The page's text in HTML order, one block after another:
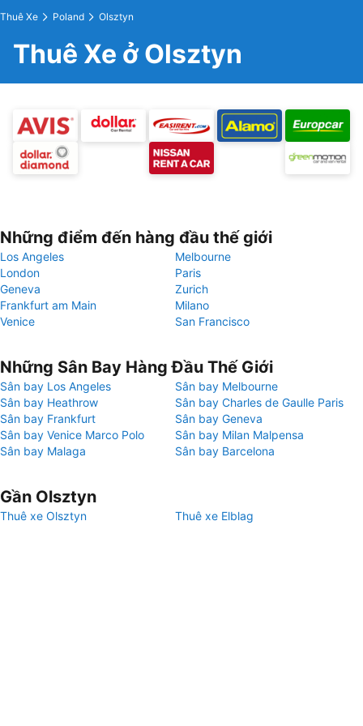
Thuê Xe Poland Olsztyn
Thuê Xe ở Olsztyn
Những điểm đến hàng đầu thế giới
Los Angeles
Melbourne
London
Paris
Geneva
Zurich
Frankfurt am Main
Milano
Venice
San Francisco
Những Sân Bay Hàng Đầu Thế Giới
Sân bay Los Angeles
Sân bay Melbourne
Sân bay Heathrow
Sân bay Charles de Gaulle Paris
Sân bay Frankfurt
Sân bay Geneva
Sân bay Venice Marco Polo
Sân bay Milan Malpensa
Sân bay Malaga
Sân bay Barcelona
Gần Olsztyn
Thuê xe Olsztyn Thuê xe Elblag